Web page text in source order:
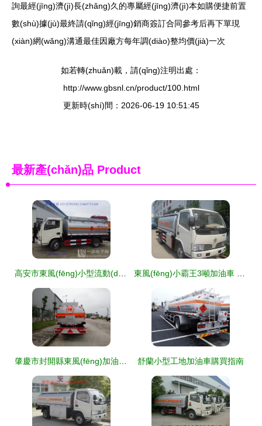
詢最經(jīng)濟(jì)長(zhǎng)久的專屬經(jīng)濟(jì)本如購便捷前置
數(shù)據(jù)最終請(qǐng)經(jīng)銷商簽訂合同參考后再下單現
(xiàn)網(wǎng)溝通最佳因廠方每年調(diào)整均價(jià)一次
如若轉(zhuǎn)載，請(qǐng)注明出處：
http://www.gbsnl.cn/product/100.html
更新時(shí)間：2026-06-19 10:51:45
最新產(chǎn)品 Product
舒蘭小型工地加油車購買指南